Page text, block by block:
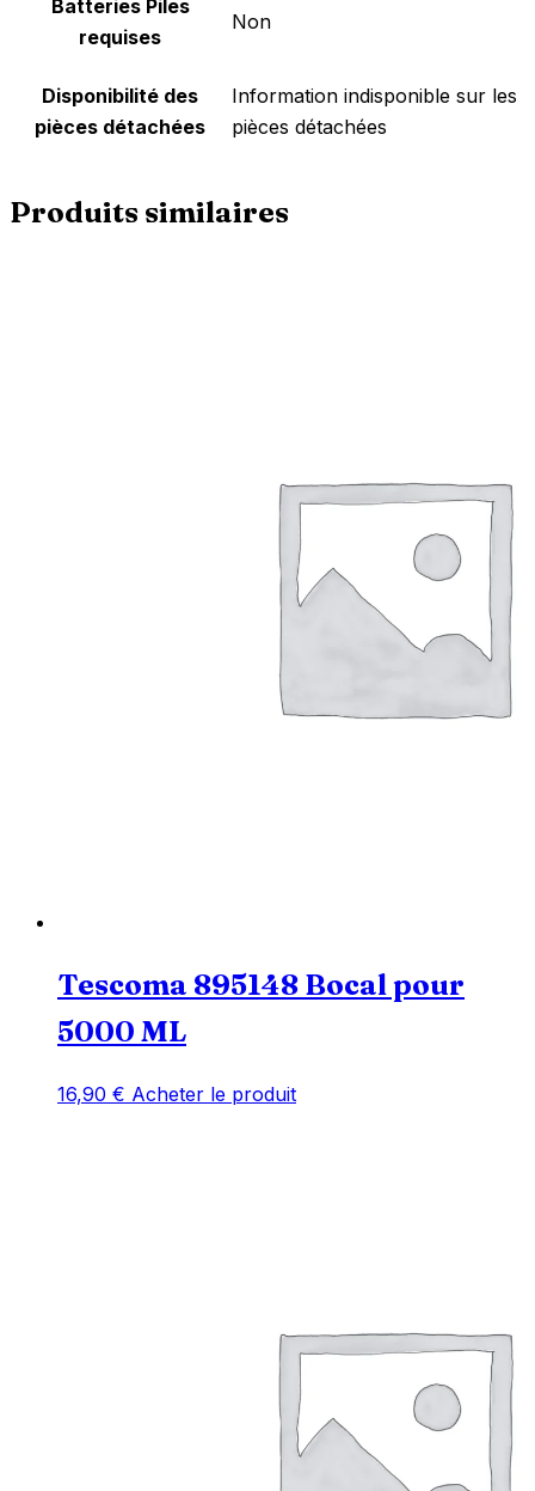
Batteries Piles
requises
‎Non
Disponibilité des
pièces détachées
‎Information indisponible sur les
pièces détachées
Produits similaires
Tescoma 895148 Bocal pour
5000 ML
16,90 € Acheter le produit